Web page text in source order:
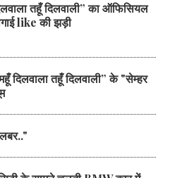
तहूँ दिलवाली” का ऑफिसियल
like की झड़ी
दिलवाला तहूँ दिलवाली” के "सेम्हर